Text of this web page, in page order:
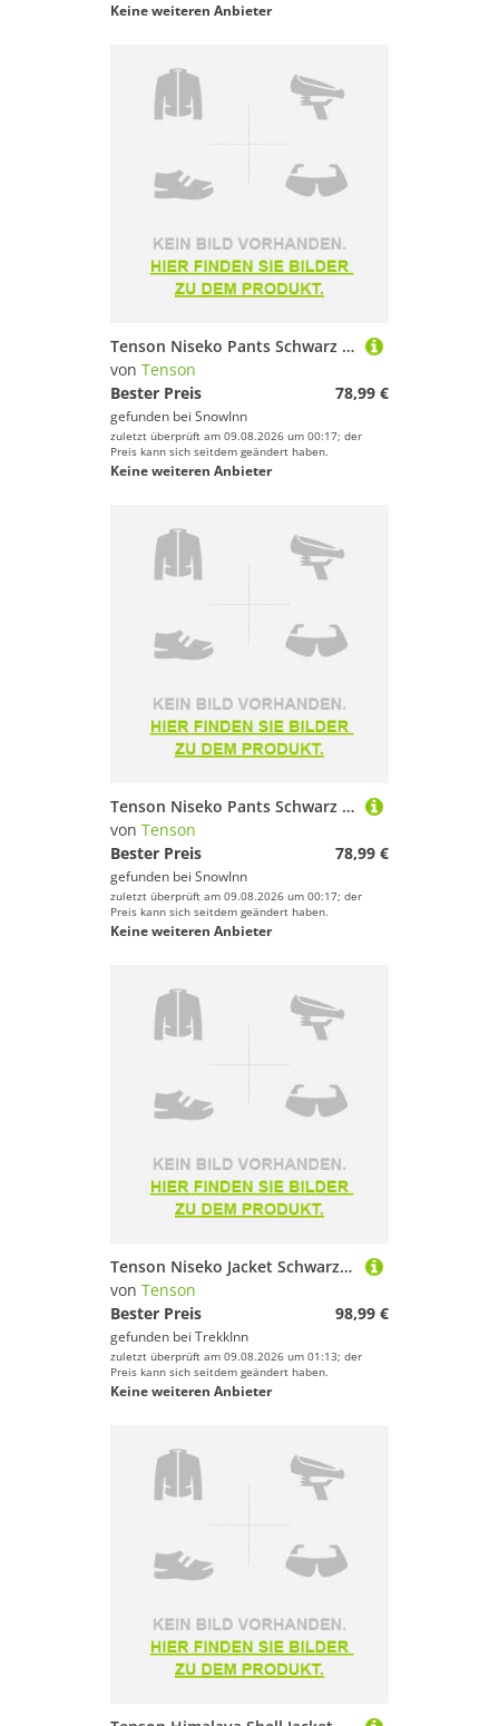
Keine weiteren Anbieter
Tenson Niseko Pants Schwarz M Frau
von Tenson
Bester Preis
78,99 €
gefunden bei SnowInn
zuletzt überprüft am 09.08.2026 um 00:17; der
Preis kann sich seitdem geändert haben.
Keine weiteren Anbieter
Tenson Niseko Pants Schwarz XL Frau
von Tenson
Bester Preis
78,99 €
gefunden bei SnowInn
zuletzt überprüft am 09.08.2026 um 00:17; der
Preis kann sich seitdem geändert haben.
Keine weiteren Anbieter
Tenson Niseko Jacket Schwarz M Mann
von Tenson
Bester Preis
98,99 €
gefunden bei TrekkInn
zuletzt überprüft am 09.08.2026 um 01:13; der
Preis kann sich seitdem geändert haben.
Keine weiteren Anbieter